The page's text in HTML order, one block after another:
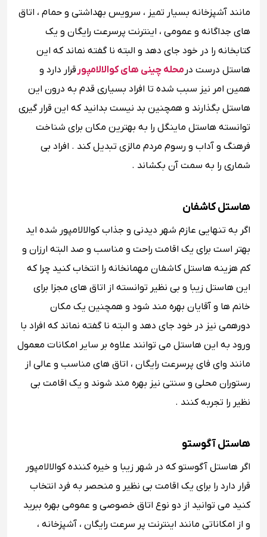
مانند آشپزخانه بسیار تمیز ، سرویس بهداشتی و حمام ، اتاق
های جداگانه و عمومی ، اینترنت پرسرعت رایگان و یک
کتابخانه را در خود جای دهد و البته نا گفته نماند که این
هاستل درست در محله چینی های کوالالامپورقرار دارد و
همین امر نیز سبب شده تا افراد بسیاری قدم به درون این
هاستل بگذارند و همچنین بد نیست بدانید که این قرار گیری
توانسته هاستل ماینگل را به بهترین مکان برای شناخت
فرهنگ و آداب و رسوم مردم مالزی تبدیل کند . افراد بی
شماری را به سمت آن بکشاند .
هاستل کاشفان
اگر به تنهایی عازم شهر دیدنی و جذاب کوالالامپور شده اید
بهتر است برای یک اقامت راحت و مناسب و صد البته ارزان و
کم هزینه هاستل کاشفان مهمانخانه را انتخاب کنید چرا که
این هاستل زیبا و بی نظیر توانسته از اتاق های مجزا برای
خانم ها و آقایان بهره مند شود و همچنین یک مکان
دورهمی نیز در خود جای دهد و البته نا گفته نماند که افراد با
ورود به این هاستل می توانند علاوه بر سایر امکانات معمول
مانند وای فای پرسرعت رایگان ، اتاق های مناسب و عالی از
رستوران محلی و سنتی نیز بهره مند شوند و یک اقامت بی
نظیر را تجربه کنند .
هاستل آگوستو
اگر هاستل آگوستو که در شهر زیبا و خیره کننده کوالالامپور
قرار دارد را برای یک اقامت بی نظیر و منحصر به فرد انتخاب
کنید می توانید از دو نوع اتاق خصوصی و عمومی بهره ببرید
و از امکاناتی مانند اینترنت پر سرعت رایگان ، آشپزخانه ،